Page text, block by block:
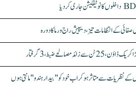
کے انتظامات تیز، دیپیش راج ورما کا دورہ
مصالحے ضبط، 3 گرفتار
کے نظریات سے متاثر ہو کر اب خود کو "بیدار ہندو" مانتی ہوں